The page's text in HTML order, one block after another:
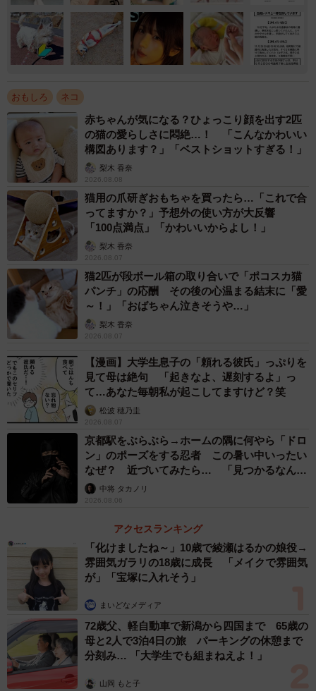
おもしろ ネコ
赤ちゃんが気になる？ひょっこり顔を出す2匹
の猫の愛らしさに悶絶…！ 「こんなかわいい
構図あります？」「ベストショットすぎる！」
梨木 香奈
2026.08.08
猫用の爪研ぎおもちゃを買ったら…「これで合
ってますか？」予想外の使い方が大反響
「100点満点」「かわいいからよし！」
梨木 香奈
2026.08.07
猫2匹が段ボール箱の取り合いで「ポコスカ猫
パンチ」の応酬 その後の心温まる結末に「愛
～！」「おばちゃん泣きそうや…」
梨木 香奈
2026.08.07
【漫画】大学生息子の「頼れる彼氏」っぷりを
見て母は絶句 「起きなよ、遅刻するよ」っ
て…あなた毎朝私が起こしてますけど？笑
松波 穂乃圭
2026.08.07
京都駅をぶらぶら→ホームの隅に何やら「ドロ
ン」のポーズをする忍者 この暑い中いったい
なぜ？ 近づいてみたら… 「見つかるなんて
未熟」中将 タカノリ
2026.08.06
アクセスランキング
「化けましたね～」10歳で綾瀬はるかの娘役→
雰囲気ガラリの18歳に成長 「メイクで雰囲気
が」「宝塚に入れそう」
まいどなメディア
72歳父、軽自動車で新潟から四国まで 65歳の
母と2人で3泊4日の旅 パーキングの休憩まで
分刻み… 「大学生でも組まねえよ！」
山岡 もと子